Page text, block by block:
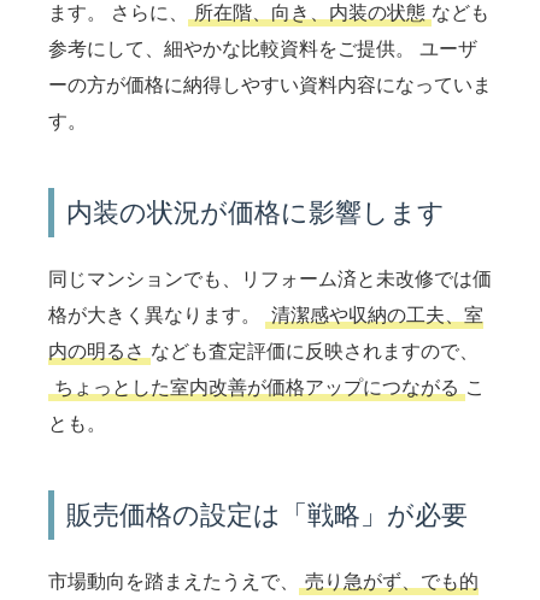
ます。 さらに、
所在階、向き、内装の状態 なども
参考にして、細やかな比較資料をご提供。 ユーザ
ーの方が価格に納得しやすい資料内容になっていま
す。
内装の状況が価格に影響します
同じマンションでも、リフォーム済と未改修では価
格が大きく異なります。
清潔感や収納の工夫、室
内の明るさ なども査定評価に反映されますので、
ちょっとした室内改善が価格アップにつながる こ
とも。
販売価格の設定は「戦略」が必要
市場動向を踏まえたうえで、
売り急がず、でも的